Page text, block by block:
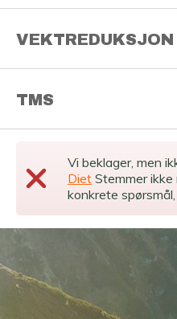
VEKTREDUKSJON
TMS
Vi beklager, men
Diet Stemmer
konkrete